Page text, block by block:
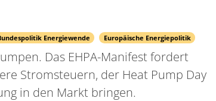
Energiewende Europäische Energiepolitik
Das EHPA-Manifest fordert
Stromsteuern, der Heat Pump Day
in den Markt bringen.